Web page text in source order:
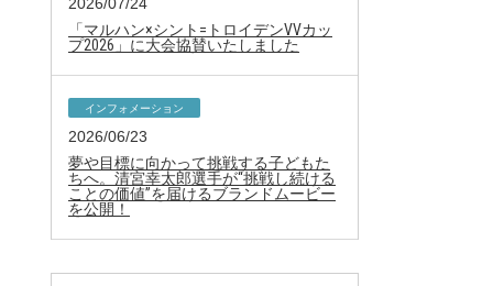
「マルハン×シント=トロイデンVVカッ
プ2026」に大会協賛いたしました
インフォメーション
2026/06/23
夢や目標に向かって挑戦する子どもた
ちへ。清宮幸太郎選手が“挑戦し続ける
ことの価値”を届けるブランドムービー
を公開！